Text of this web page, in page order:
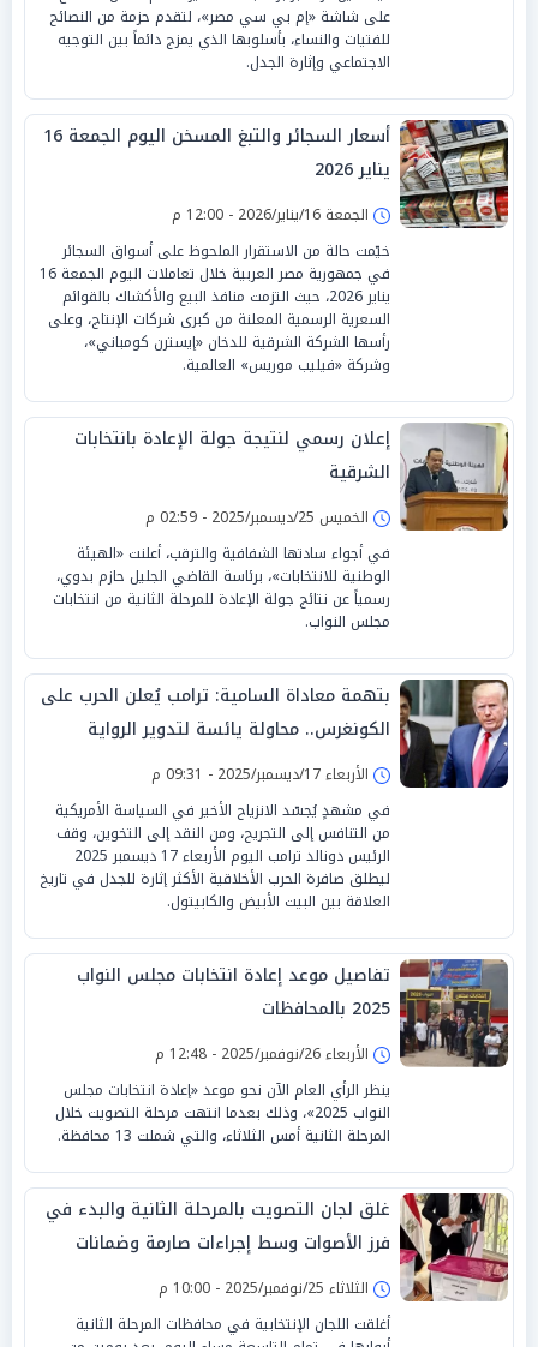
على شاشة «إم بي سي مصر»، لتقدم حزمة من النصائح
للفتيات والنساء، بأسلوبها الذي يمزج دائماً بين التوجيه
الاجتماعي وإثارة الجدل.
أسعار السجائر والتبغ المسخن اليوم الجمعة 16
يناير 2026
الجمعة 16/يناير/2026 - 12:00 م
خيّمت حالة من الاستقرار الملحوظ على أسواق السجائر
في جمهورية مصر العربية خلال تعاملات اليوم الجمعة 16
يناير 2026، حيث التزمت منافذ البيع والأكشاك بالقوائم
السعرية الرسمية المعلنة من كبرى شركات الإنتاج، وعلى
رأسها الشركة الشرقية للدخان «إيسترن كومباني»،
وشركة «فيليب موريس» العالمية.
إعلان رسمي لنتيجة جولة الإعادة بانتخابات
الشرقية
الخميس 25/ديسمبر/2025 - 02:59 م
في أجواء سادتها الشفافية والترقب، أعلنت «الهيئة
الوطنية للانتخابات»، برئاسة القاضي الجليل حازم بدوي،
رسمياً عن نتائج جولة الإعادة للمرحلة الثانية من انتخابات
مجلس النواب.
بتهمة معاداة السامية: ترامب يُعلن الحرب على
الكونغرس.. محاولة يائسة لتدوير الرواية
الأربعاء 17/ديسمبر/2025 - 09:31 م
في مشهدٍ يُجسّد الانزياح الأخير في السياسة الأمريكية
من التنافس إلى التجريح، ومن النقد إلى التخوين، وقف
الرئيس دونالد ترامب اليوم الأربعاء 17 ديسمبر 2025
ليطلق صافرة الحرب الأخلاقية الأكثر إثارة للجدل في تاريخ
العلاقة بين البيت الأبيض والكابيتول.
تفاصيل موعد إعادة انتخابات مجلس النواب
2025 بالمحافظات
الأربعاء 26/نوفمبر/2025 - 12:48 م
ينظر الرأي العام الآن نحو موعد «إعادة انتخابات مجلس
النواب 2025»، وذلك بعدما انتهت مرحلة التصويت خلال
المرحلة الثانية أمس الثلاثاء، والتي شملت 13 محافظة.
غلق لجان التصويت بالمرحلة الثانية والبدء في
فرز الأصوات وسط إجراءات صارمة وضمانات
للنزاهة
الثلاثاء 25/نوفمبر/2025 - 10:00 م
أغلقت اللجان الإنتخابية في محافظات المرحلة الثانية